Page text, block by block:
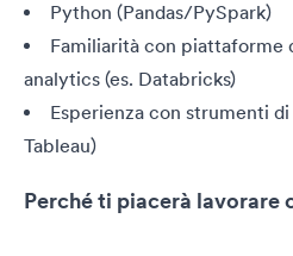
Python (Pandas/PySpark)
Familiarità con piattaforme
analytics (es. Databricks)
Esperienza con strumenti
Tableau)
Perché ti piacerà lavorare